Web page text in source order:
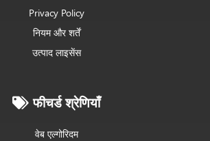
Privacy Policy
नियम और शर्तें
उत्पाद लाइसेंस
फीचर्ड श्रेणियाँ
वेब एल्गोरिदम